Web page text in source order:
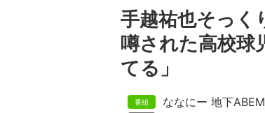
手越祐也そっく
噂された高校球
てる」
ななにー 地下